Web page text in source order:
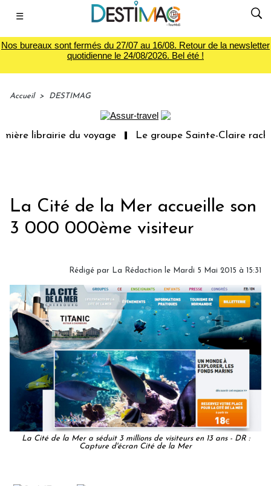
☰
Nos bureaux sont fermés du 27/07 au 16/08. Retour de la newsletter
quotidienne le 24/08/2026. Bel été !
Accueil > DESTIMAG
librairie du voyage Le groupe Sainte-Claire
La Cité de la Mer accueille son
3 000 000ème visiteur
Rédigé par La Rédaction le Mardi 5 Mai 2015 à 15:31
La Cité de la Mer a séduit 3 millions de visiteurs en 13 ans - DR :
Capture d'écran Cité de la Mer